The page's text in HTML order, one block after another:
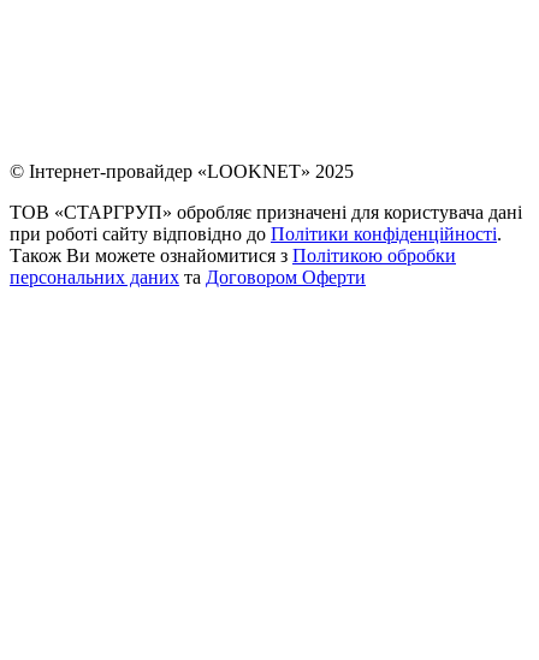
© Інтернет-провайдер «LOOKNET» 2025
ТОВ «СТАРГРУП» обробляє призначені для користувача дані
при роботі сайту відповідно до Політики конфіденційності.
Також Ви можете ознайомитися з Політикою обробки
персональних даних та Договором Оферти